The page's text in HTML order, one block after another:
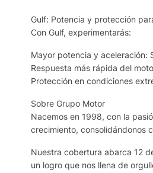
Gulf: Potencia y protección
Con Gulf, experimentarás:
Mayor potencia y aceleración:
Respuesta más rápida del
Protección en condiciones
Sobre Grupo Motor
Nacemos en 1998, con la
crecimiento, consolidándonos
Nuestra cobertura abarca 12
un logro que nos llena de